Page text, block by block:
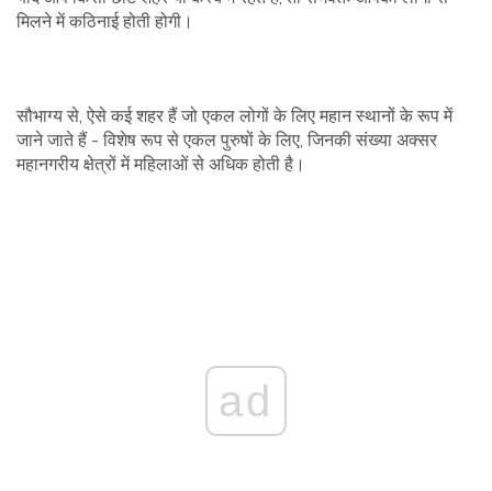
मिलने में कठिनाई होती होगी।
सौभाग्य से, ऐसे कई शहर हैं जो एकल लोगों के लिए महान स्थानों के रूप में
जाने जाते हैं - विशेष रूप से एकल पुरुषों के लिए, जिनकी संख्या अक्सर
महानगरीय क्षेत्रों में महिलाओं से अधिक होती है।
ad